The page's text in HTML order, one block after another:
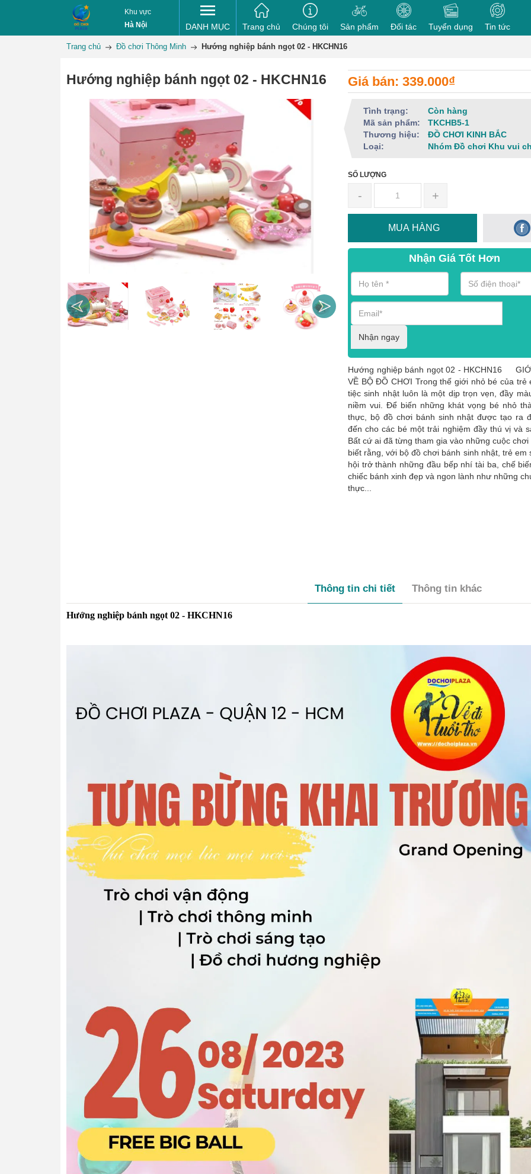
Khu vực
Hà Nội
DANH MỤC Trang chủ Chúng tôi Sản phẩm Đối tác Tuyển dụng Tin tức
Trang chủ Đồ chơi Thông Minh Hướng nghiệp bánh ngọt 02 - HKCHN16
Hướng nghiệp bánh ngọt 02 - HKCHN16 Giá bán: 339.000₫
Tình trạng:
Còn hàng
Mã sản phẩm:
TKCHB5-1
Thương hiệu:
ĐỒ CHƠI KINH BẮC
Loại:
Nhóm Đồ chơi Khu vui
SỐ LƯỢNG
- +
MUA HÀNG
Nhận Giá Tốt Hơn
Nhận ngay
Hướng nghiệp bánh ngọt 02 - HKCHN16
VỀ BỘ ĐỒ CHƠI Trong thế giới nhỏ bé của trẻ
tiệc sinh nhật luôn là một dịp trọn vẹn, đầy
niềm vui. Để biến những khát vọng bé nhỏ
thực, bộ đồ chơi bánh sinh nhật được tạo ra
đến cho các bé một trải nghiệm đầy thú vị và
Bất cứ ai đã từng tham gia vào những cuộc chơi
biết rằng, với bộ đồ chơi bánh sinh nhật, trẻ em
hội trở thành những đầu bếp nhí tài ba, chế
chiếc bánh xinh đẹp và ngon lành như những
thực...
Thông tin chi tiết Thông tin khác
Hướng nghiệp bánh ngọt 02 - HKCHN16